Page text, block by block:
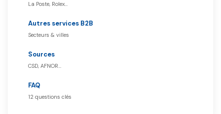
La Poste, Rolex…
Autres services B2B
Secteurs & villes
Sources
CSD, AFNOR…
FAQ
12 questions clés